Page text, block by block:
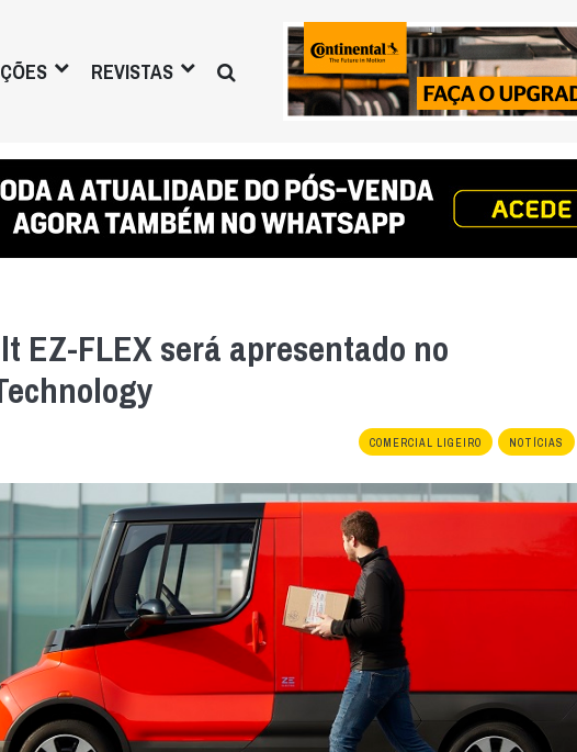
REVISTAS
EZ-FLEX será apresentado no
COMERCIAL LIGEIRO NOTÍCIAS